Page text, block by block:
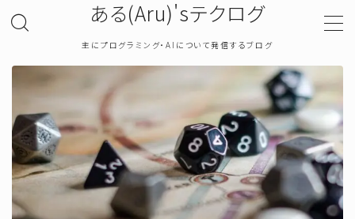
ある(Aru)'sテクログ
主にプログラミング・AIについて発信するブログ
TOP
プライバシーポリシー
お問い合わせ